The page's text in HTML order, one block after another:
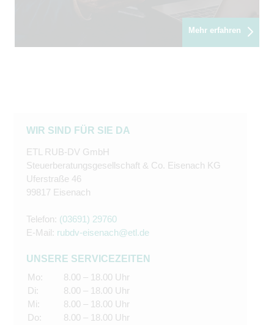
Mehr erfahren
WIR SIND FÜR SIE DA
ETL RUB-DV GmbH
Steuerberatungsgesellschaft & Co. Eisenach KG
Uferstraße 46
99817 Eisenach
Telefon: (03691) 29760
E-Mail: rubdv-eisenach@etl.de
UNSERE SERVICEZEITEN
Mo:
Di:
Mi:
Do:
8.00 – 18.00 Uhr
8.00 – 18.00 Uhr
8.00 – 18.00 Uhr
8.00 – 18.00 Uhr